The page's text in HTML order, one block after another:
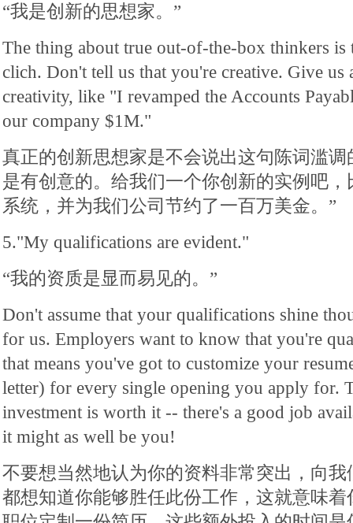
“我是创新的思想家。”
The thing about true out-of-the-box thinkers is
clich. Don't tell us that you're creative. Give us
creativity, like "I revamped the Accounts
our company $1M."
真正的创新思想家是不会说出这句陈词滥
是有创意的。给我们一个你创新的实例吧
系统，并为我们公司节约了一百万美金。”
5."My qualifications are evident."
“我的资质是显而易见的。”
Don't assume that your qualifications shine
for us. Employers want to know that you're
that means you've got to customize your
letter) for every single opening you apply for.
investment is worth it -- there's a good job
it might as well be you!
不要想当然地认为你的资料非常突出，向
都想知道你能够胜任此份工作，这就意味